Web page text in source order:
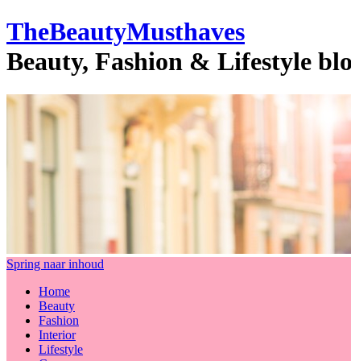
TheBeautyMusthaves
Beauty, Fashion & Lifestyle
Spring naar inhoud
Home
Beauty
Fashion
Interior
Lifestyle